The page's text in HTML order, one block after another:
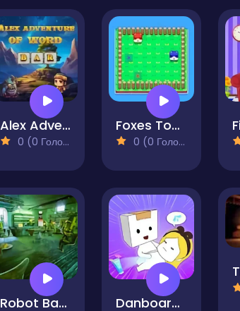
Alex Adventure of Word
0 (0 Голосів)
Foxes Together
0 (0 Голосів)
Robot Bar - Find the differences Danboard Adventure